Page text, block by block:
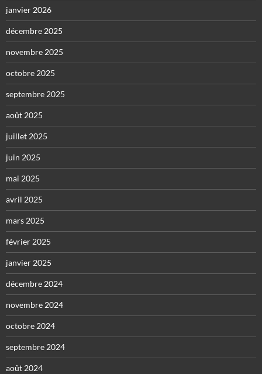
janvier 2026
décembre 2025
novembre 2025
octobre 2025
septembre 2025
août 2025
juillet 2025
juin 2025
mai 2025
avril 2025
mars 2025
février 2025
janvier 2025
décembre 2024
novembre 2024
octobre 2024
septembre 2024
août 2024